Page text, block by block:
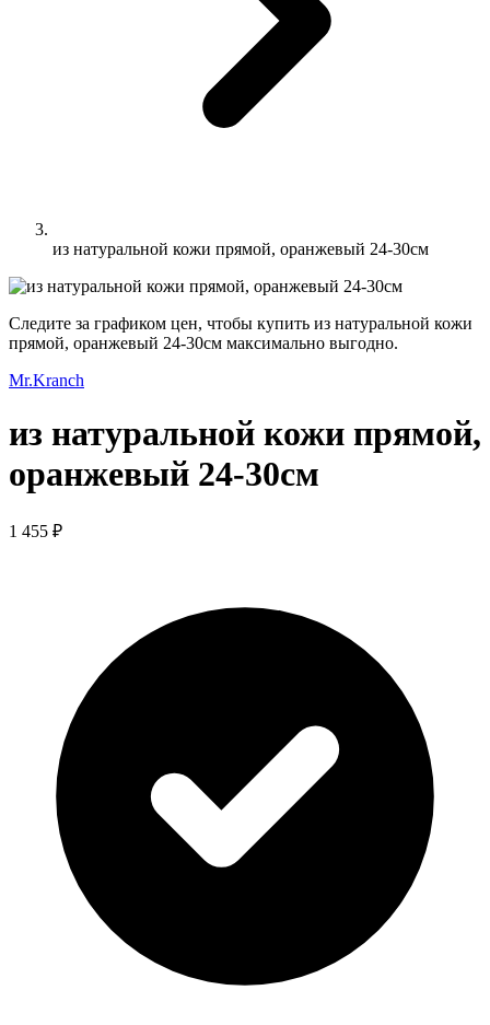
из натуральной кожи прямой, оранжевый 24-30см
Следите за графиком цен, чтобы купить из натуральной кожи
прямой, оранжевый 24-30см максимально выгодно.
Mr.Kranch
из натуральной кожи прямой,
оранжевый 24-30см
1 455 ₽